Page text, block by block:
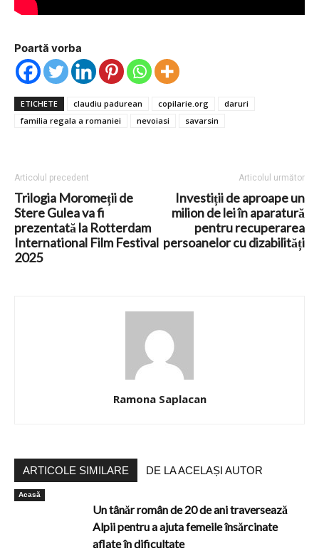
Poartă vorba
ETICHETE claudiu padurean copilarie.org
daruri
familia regala a romaniei
nevoiasi savarsin
Articolul precedent
Trilogia Moromeții de
Stere Gulea va fi
prezentată la Rotterdam
International Film Festival
2025
Articolul următor
Investiții de aproape un
milion de lei în aparatură
pentru recuperarea
persoanelor cu dizabilități
Ramona Saplacan
ARTICOLE SIMILARE DE LA ACELAȘI AUTOR
Acasă
Un tânăr român de 20 de ani traversează
Alpii pentru a ajuta femeile însărcinate
aflate în dificultate